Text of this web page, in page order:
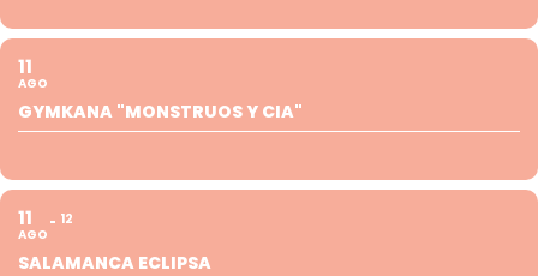
11
AGO
GYMKANA "MONSTRUOS Y CIA"
11
AGO
12
SALAMANCA ECLIPSA